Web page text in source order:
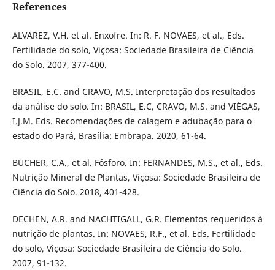
References
ALVAREZ, V.H. et al. Enxofre. In: R. F. NOVAES, et al., Eds.
Fertilidade do solo, Viçosa: Sociedade Brasileira de Ciência
do Solo. 2007, 377-400.
BRASIL, E.C. and CRAVO, M.S. Interpretação dos resultados
da análise do solo. In: BRASIL, E.C, CRAVO, M.S. and VIÉGAS,
I.J.M. Eds. Recomendações de calagem e adubação para o
estado do Pará, Brasília: Embrapa. 2020, 61-64.
BUCHER, C.A., et al. Fósforo. In: FERNANDES, M.S., et al., Eds.
Nutrição Mineral de Plantas, Viçosa: Sociedade Brasileira de
Ciência do Solo. 2018, 401-428.
DECHEN, A.R. and NACHTIGALL, G.R. Elementos requeridos à
nutrição de plantas. In: NOVAES, R.F., et al. Eds. Fertilidade
do solo, Viçosa: Sociedade Brasileira de Ciência do Solo.
2007, 91-132.